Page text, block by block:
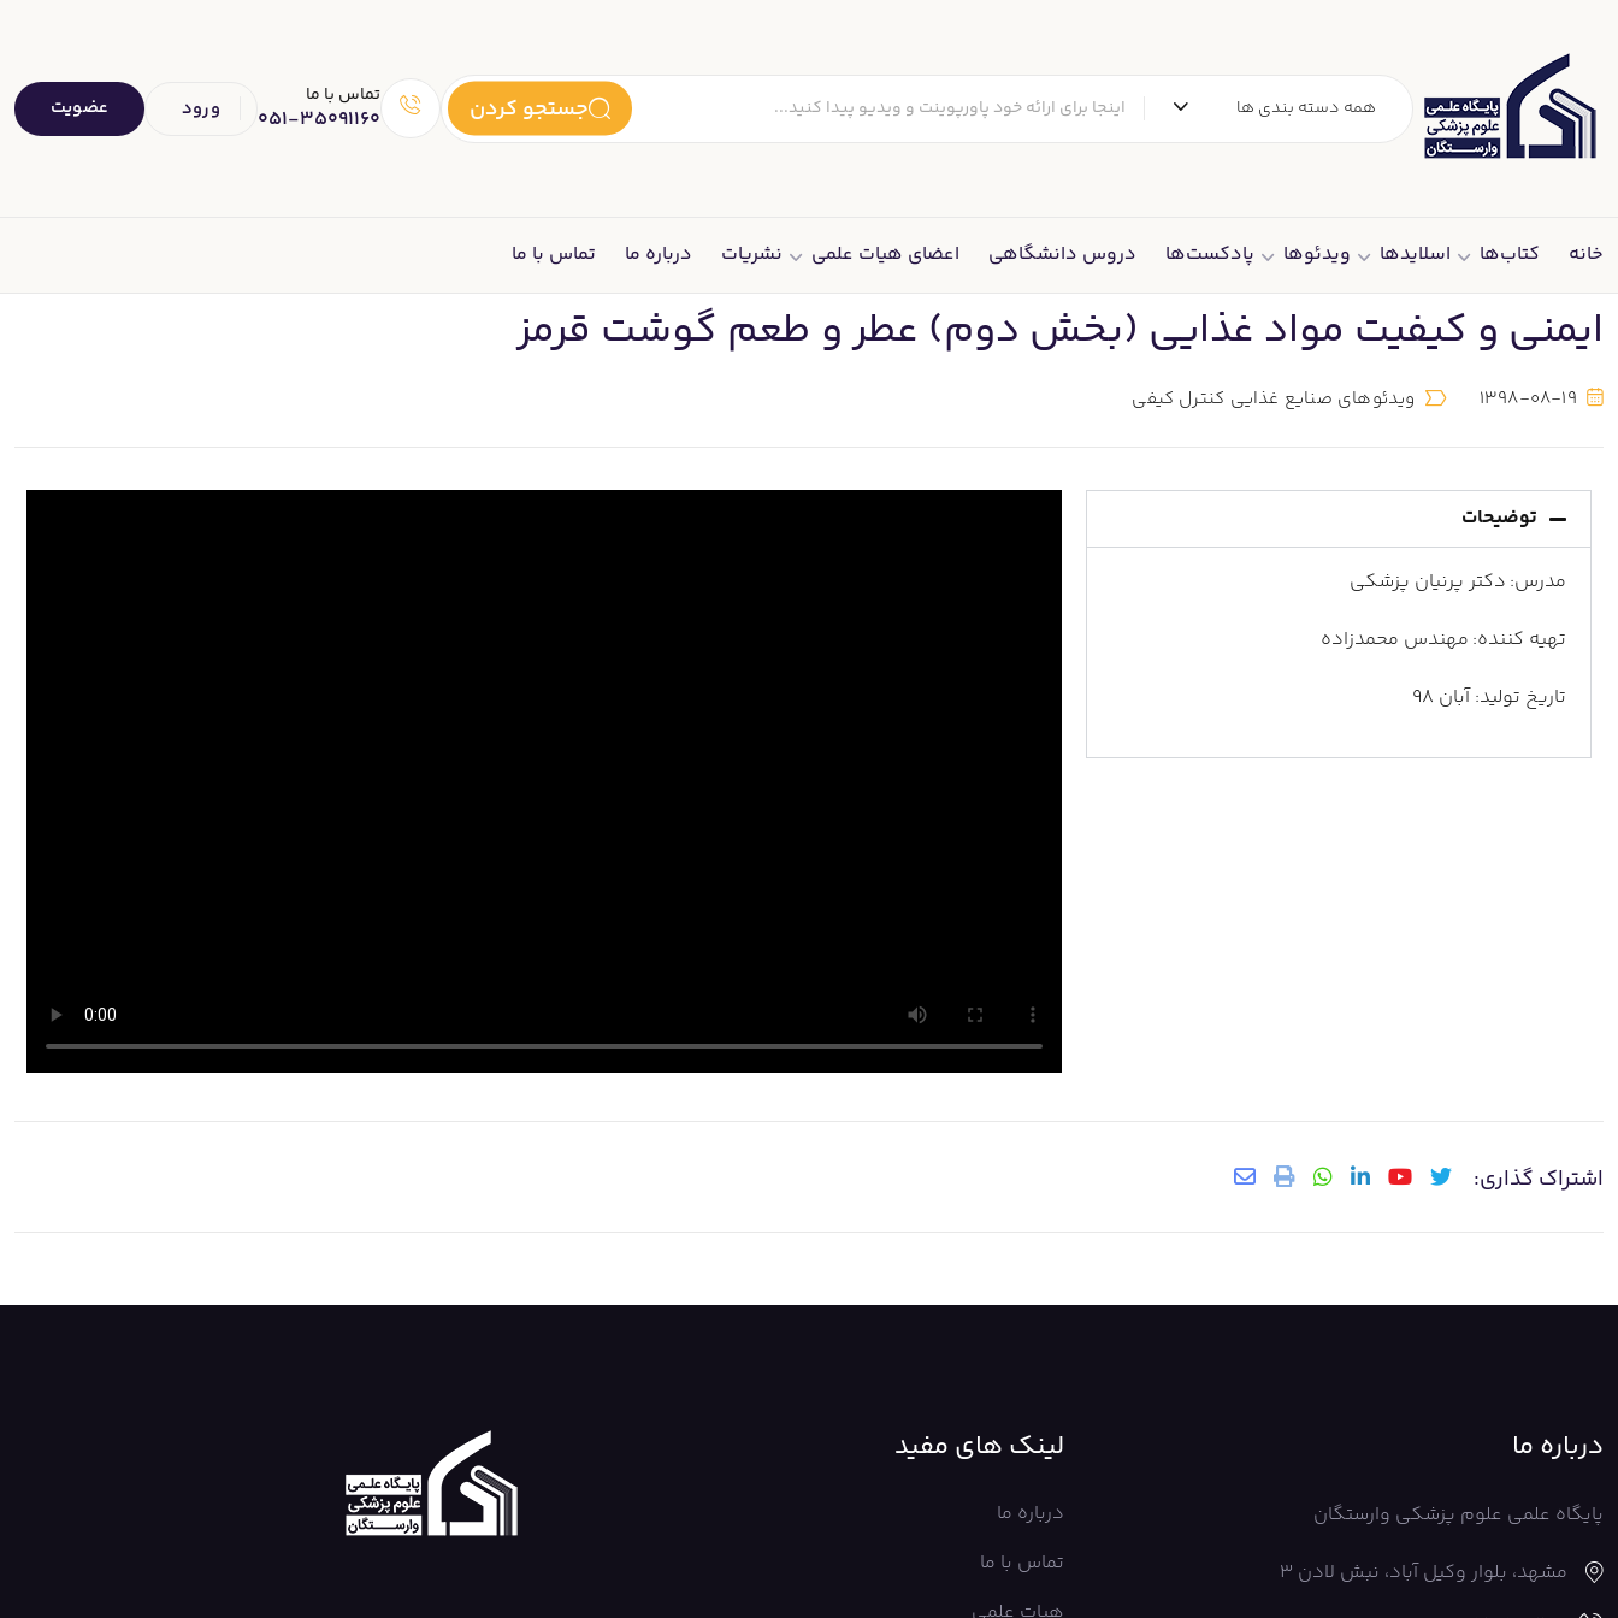
همه دسته بندی ها جستجو کردن تماس با ما
051-35091160 ورود عضویت
خانه کتاب‌ها اسلایدها ویدئوها پادکست‌ها دروس دانشگاهی اعضای هیات علمی نشریات درباره ما تماس با ما
ایمنی و کیفیت مواد غذایی (بخش دوم) عطر و طعم گوشت قرمز
1398-08-19 ویدئوهای صنایع غذایی کنترل کیفی
توضیحات
مدرس: دکتر پرنیان پزشکی
تهیه کننده: مهندس محمدزاده
تاریخ تولید: آبان 98
اشتراک گذاری:
درباره ما
پایگاه علمی علوم پزشکی وارستگان
مشهد، بلوار وکیل آباد، نبش لادن 3
لینک های مفید
درباره ما
تماس با ما